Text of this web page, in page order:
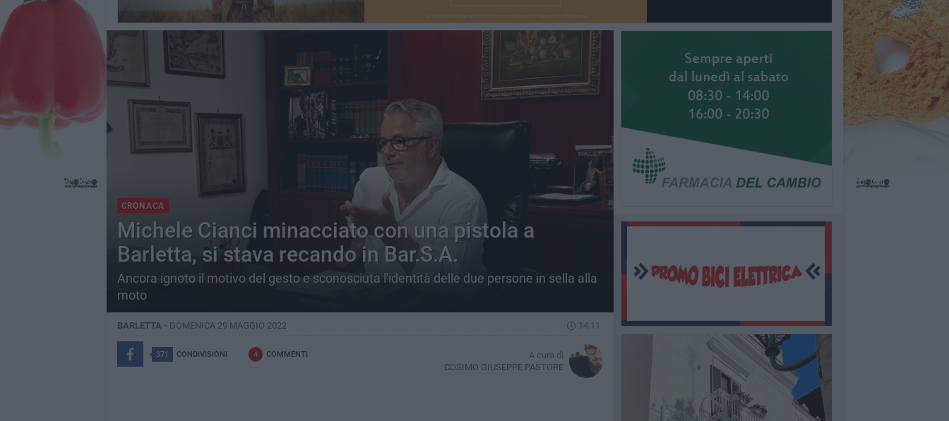
CRONACA
Michele Cianci minacciato con una pistola a
Barletta, si stava recando in Bar.S.A.
Ancora ignoto il motivo del gesto e sconosciuta l'identità delle due persone in sella alla
moto
BARLETTA - DOMENICA 29 MAGGIO 2022 14.11
371 CONDIVISIONI 4 COMMENTI
A cura di
COSIMO GIUSEPPE PASTORE